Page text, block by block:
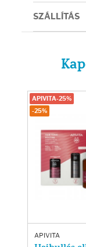
SZÁLLÍTÁS
APIVITA
APIVITA-25%
-25%